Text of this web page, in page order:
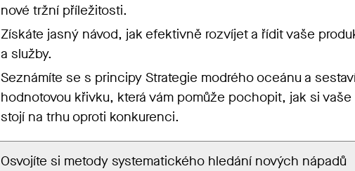
nové tržní příležitosti.
Získáte jasný návod, jak efektivně rozvíjet a řídit vaše
a služby.
Seznámíte se s principy Strategie modrého oceánu a
hodnotovou křivku, která vám pomůže pochopit, jak si vaše
stojí na trhu oproti konkurenci.
Osvojíte si metody systematického hledání nových nápadů